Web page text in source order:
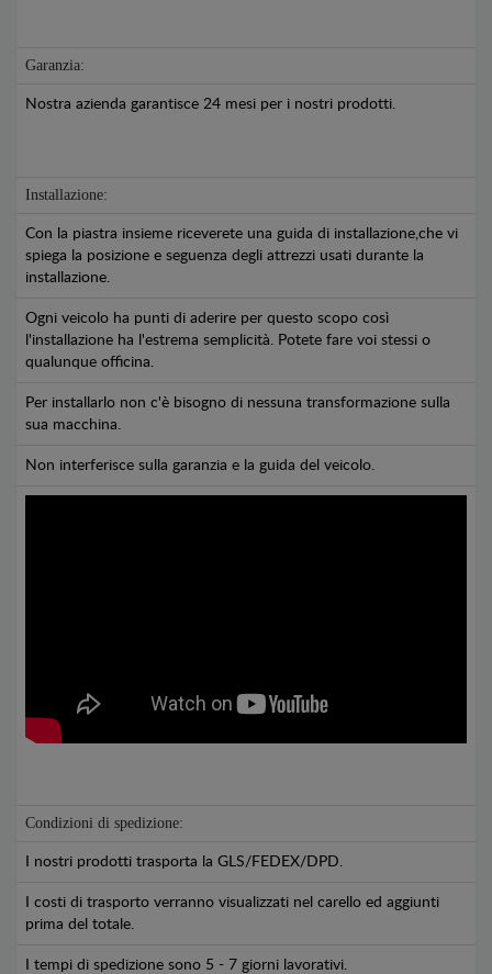
Garanzia:
Nostra azienda garantisce 24 mesi per i nostri prodotti.
Installazione:
Con la piastra insieme riceverete una guida di installazione,che vi
spiega la posizione e seguenza degli attrezzi usati durante la
installazione.
Ogni veicolo ha punti di aderire per questo scopo così
l'installazione ha l'estrema semplicità. Potete fare voi stessi o
qualunque officina.
Per installarlo non c'è bisogno di nessuna transformazione sulla
sua macchina.
Non interferisce sulla garanzia e la guida del veicolo.
Condizioni di spedizione:
I nostri prodotti trasporta la GLS/FEDEX/DPD.
I costi di trasporto verranno visualizzati nel carello ed aggiunti
prima del totale.
I tempi di spedizione sono 5 - 7 giorni lavorativi.